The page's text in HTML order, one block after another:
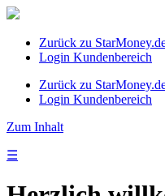
Zurück zu
Login Kundenbereich
Zurück zu
Login Kundenbereich
Zum Inhalt
☰